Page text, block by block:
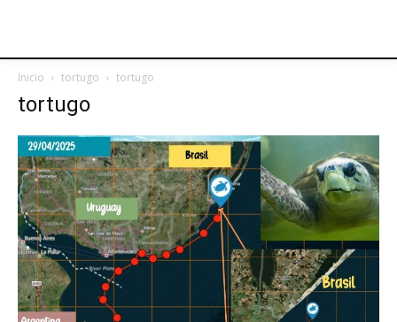
Inicio tortugo tortugo
tortugo